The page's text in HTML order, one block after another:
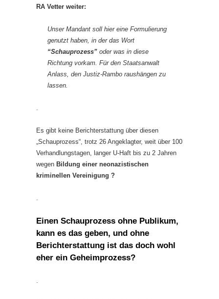
RA Vetter weiter:
Unser Mandant soll hier eine Formulierung
genutzt haben, in der das Wort
“Schauprozess” oder was in diese
Richtung vorkam. Für den Staatsanwalt
Anlass, den Justiz-Rambo raushängen zu
lassen.
.
Es gibt keine Berichterstattung über diesen
„Schauprozess“, trotz 26 Angeklagter, weit über 100
Verhandlungstagen, langer U-Haft bis zu 2 Jahren
wegen Bildung einer neonazistischen
kriminellen Vereinigung ?
.
Einen Schauprozess ohne Publikum,
kann es das geben, und ohne
Berichterstattung ist das doch wohl
eher ein Geheimprozess?
.